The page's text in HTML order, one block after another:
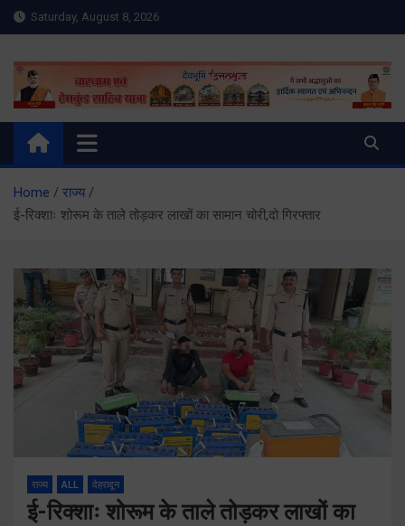
Skip
to
Saturday, August 8, 2026
Meru Raibar | Uttarakhand
News | Uttarkashi News
meruraibar.com
Home
राज्य
ई-रिक्शाः शोरूम के ताले तोड़कर लाखों का सामान चोरी,दो गिरफ्तार
राज्य ALL देहरादून
ई-रिक्शाः शोरूम के ताले तोड़कर लाखों का